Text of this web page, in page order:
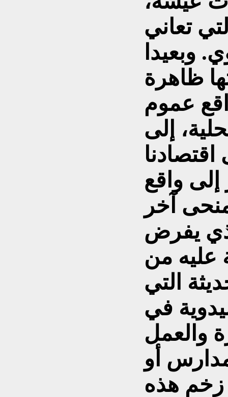
تعاني
وبعيدا
ظاهرة
عموم
إلى
واقع
آخر
يفرض
عليه من
التي
في
والعمل
أو
زخم هذه